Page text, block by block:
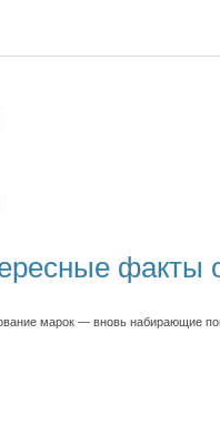
факты
марок — вновь набирающие